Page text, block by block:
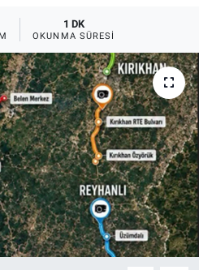
1 DK
OKUNMA SÜRESI